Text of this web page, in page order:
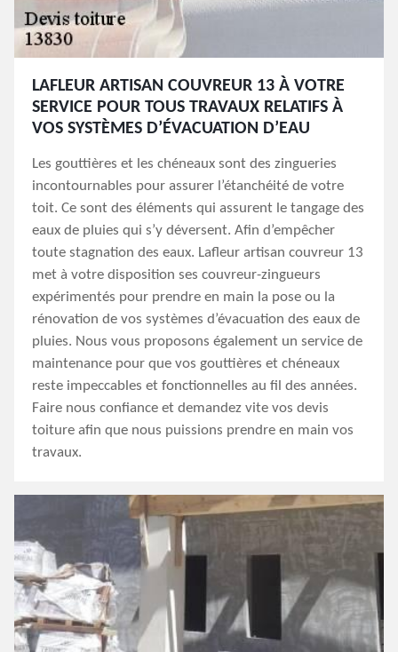
LAFLEUR ARTISAN COUVREUR 13 À VOTRE
SERVICE POUR TOUS TRAVAUX RELATIFS À
VOS SYSTÈMES D’ÉVACUATION D’EAU
Les gouttières et les chéneaux sont des zingueries
incontournables pour assurer l’étanchéité de votre
toit. Ce sont des éléments qui assurent le tangage des
eaux de pluies qui s’y déversent. Afin d’empêcher
toute stagnation des eaux. Lafleur artisan couvreur 13
met à votre disposition ses couvreur-zingueurs
expérimentés pour prendre en main la pose ou la
rénovation de vos systèmes d’évacuation des eaux de
pluies. Nous vous proposons également un service de
maintenance pour que vos gouttières et chéneaux
reste impeccables et fonctionnelles au fil des années.
Faire nous confiance et demandez vite vos devis
toiture afin que nous puissions prendre en main vos
travaux.